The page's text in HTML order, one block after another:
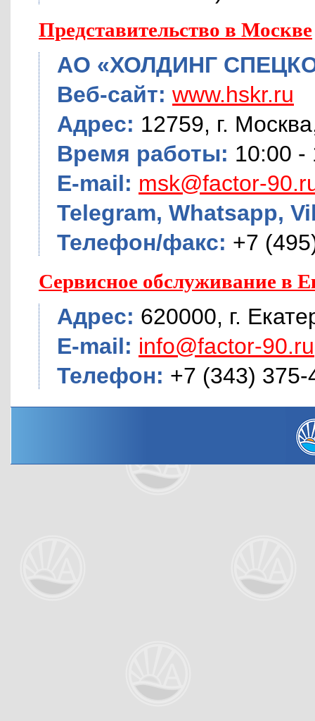
Предcтавительство в Москве
АО «ХОЛДИНГ
Веб-сайт: www.hskr.ru
Адрес: 12759, г.
Время работы: 10:00 -
E-mail: msk@factor-
Telegram, Whatsapp,
Телефон/факс: +7
Сервисное обслуживание в
Адрес: 620000, г.
E-mail: info@factor-90.ru
Телефон: +7 (343) 375-